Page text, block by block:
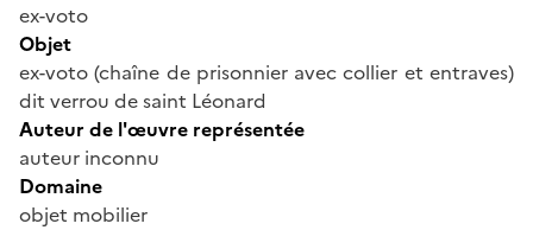
ex-voto
Objet
ex-voto (chaîne de prisonnier avec collier et entraves)
dit verrou de saint Léonard
Auteur de l'œuvre représentée
auteur inconnu
Domaine
objet mobilier